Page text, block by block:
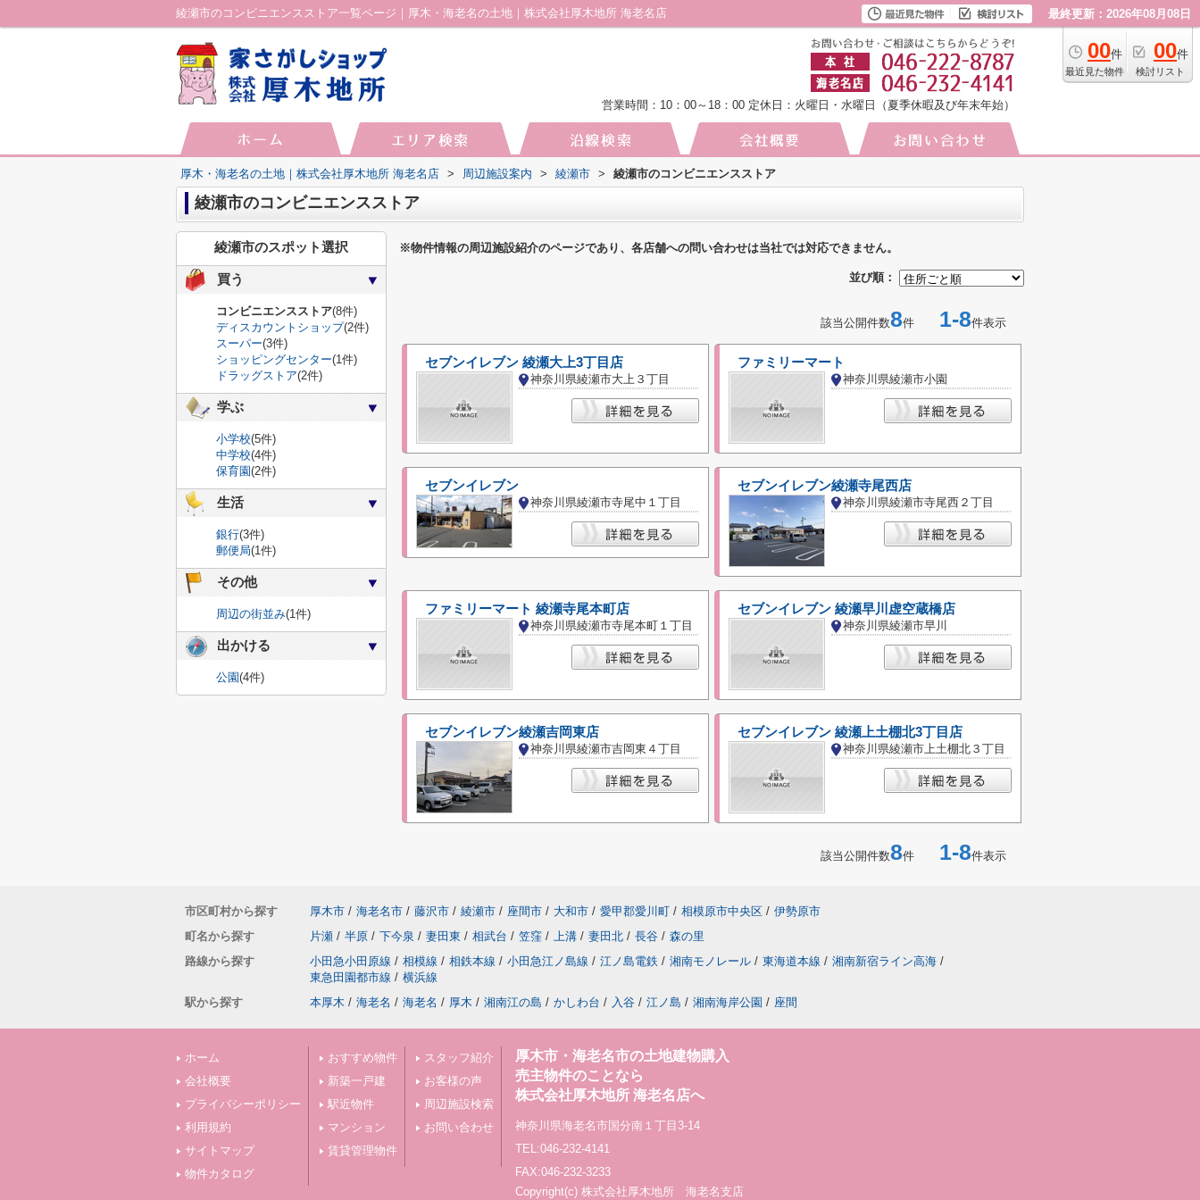
綾瀬市のコンビニエンスストア一覧ページ｜厚木・海老名の土地｜株式会社厚木地所 海老名店 最終更新：2026年08月08日
00件
最近見た物件
00件
検討リスト
営業時間：10：00～18：00 定休日：火曜日・水曜日（夏季休暇及び年末年始）
厚木・海老名の土地｜株式会社厚木地所 海老名店 > 周辺施設案内 > 綾瀬市 > 綾瀬市のコンビニエンスストア
綾瀬市のコンビニエンスストア
※物件情報の周辺施設紹介のページであり、各店舗への問い合わせは当社では対応できません。
並び順：
該当公開件数8件 1-8件表示
セブンイレブン 綾瀬大上3丁目店
神奈川県綾瀬市大上３丁目
ファミリーマート
神奈川県綾瀬市小園
セブンイレブン
神奈川県綾瀬市寺尾中１丁目
セブンイレブン綾瀬寺尾西店
神奈川県綾瀬市寺尾西２丁目
ファミリーマート 綾瀬寺尾本町店
神奈川県綾瀬市寺尾本町１丁目
セブンイレブン 綾瀬早川虚空蔵橋店
神奈川県綾瀬市早川
セブンイレブン綾瀬吉岡東店
神奈川県綾瀬市吉岡東４丁目
セブンイレブン 綾瀬上土棚北3丁目店
神奈川県綾瀬市上土棚北３丁目
該当公開件数8件 1-8件表示
綾瀬市のスポット選択
買う
コンビニエンスストア(8件)
ディスカウントショップ(2件)
スーパー(3件)
ショッピングセンター(1件)
ドラッグストア(2件)
学ぶ
小学校(5件)
中学校(4件)
保育園(2件)
生活
銀行(3件)
郵便局(1件)
その他
周辺の街並み(1件)
出かける
公園(4件)
市区町村から探す 厚木市 / 海老名市 / 藤沢市 / 綾瀬市 / 座間市 / 大和市 / 愛甲郡愛川町 / 相模原市中央区 / 伊勢原市
町名から探す
片瀬 / 半原 / 下今泉 / 妻田東 / 相武台 / 笠窪 / 上溝 / 妻田北 / 長谷 / 森の里
路線から探す
小田急小田原線 / 相模線 / 相鉄本線 / 小田急江ノ島線 / 江ノ島電鉄 / 湘南モノレール / 東海道本線 / 湘南新宿ライン高海 /
東急田園都市線 / 横浜線
駅から探す
本厚木 / 海老名 / 海老名 / 厚木 / 湘南江の島 / かしわ台 / 入谷 / 江ノ島 / 湘南海岸公園 / 座間
ホーム
会社概要
プライバシーポリシー
利用規約
サイトマップ
物件カタログ
おすすめ物件
新築一戸建
駅近物件
マンション
賃貸管理物件
スタッフ紹介
お客様の声
周辺施設検索
お問い合わせ
厚木市・海老名市の土地建物購入
売主物件のことなら
株式会社厚木地所 海老名店へ
神奈川県海老名市国分南１丁目3-14
TEL:046-232-4141
FAX:046-232-3233
Copyright(c) 株式会社厚木地所 海老名支店